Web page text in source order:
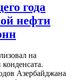
года
нефти
на
Азербайджана